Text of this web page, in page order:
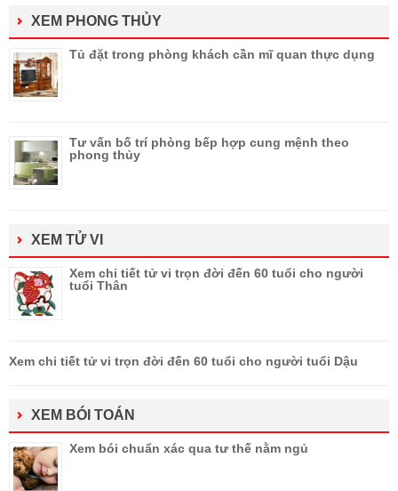
XEM PHONG THỦY
Tủ đặt trong phòng khách cần mĩ quan thực dụng
Tư vấn bố trí phòng bếp hợp cung mệnh theo
phong thủy
XEM TỬ VI
Xem chi tiết tử vi trọn đời đến 60 tuổi cho người
tuổi Thân
Xem chi tiết tử vi trọn đời đến 60 tuổi cho người tuổi Dậu
XEM BÓI TOÁN
Xem bói chuẩn xác qua tư thế nằm ngủ